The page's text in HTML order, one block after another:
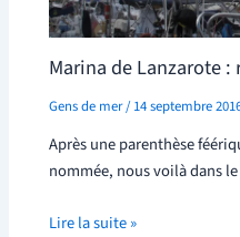
Marina de Lanzarote
Gens de mer/14 septembre
Après une parenthèse
nommée, nous voilà dans
Lire la suite »